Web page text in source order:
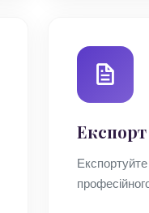
Експорт
Експортуйте